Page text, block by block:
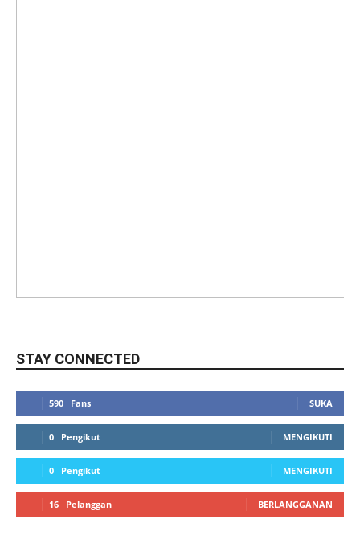
STAY CONNECTED
590 Fans SUKA
0 Pengikut MENGIKUTI
0 Pengikut MENGIKUTI
16 Pelanggan BERLANGGANAN